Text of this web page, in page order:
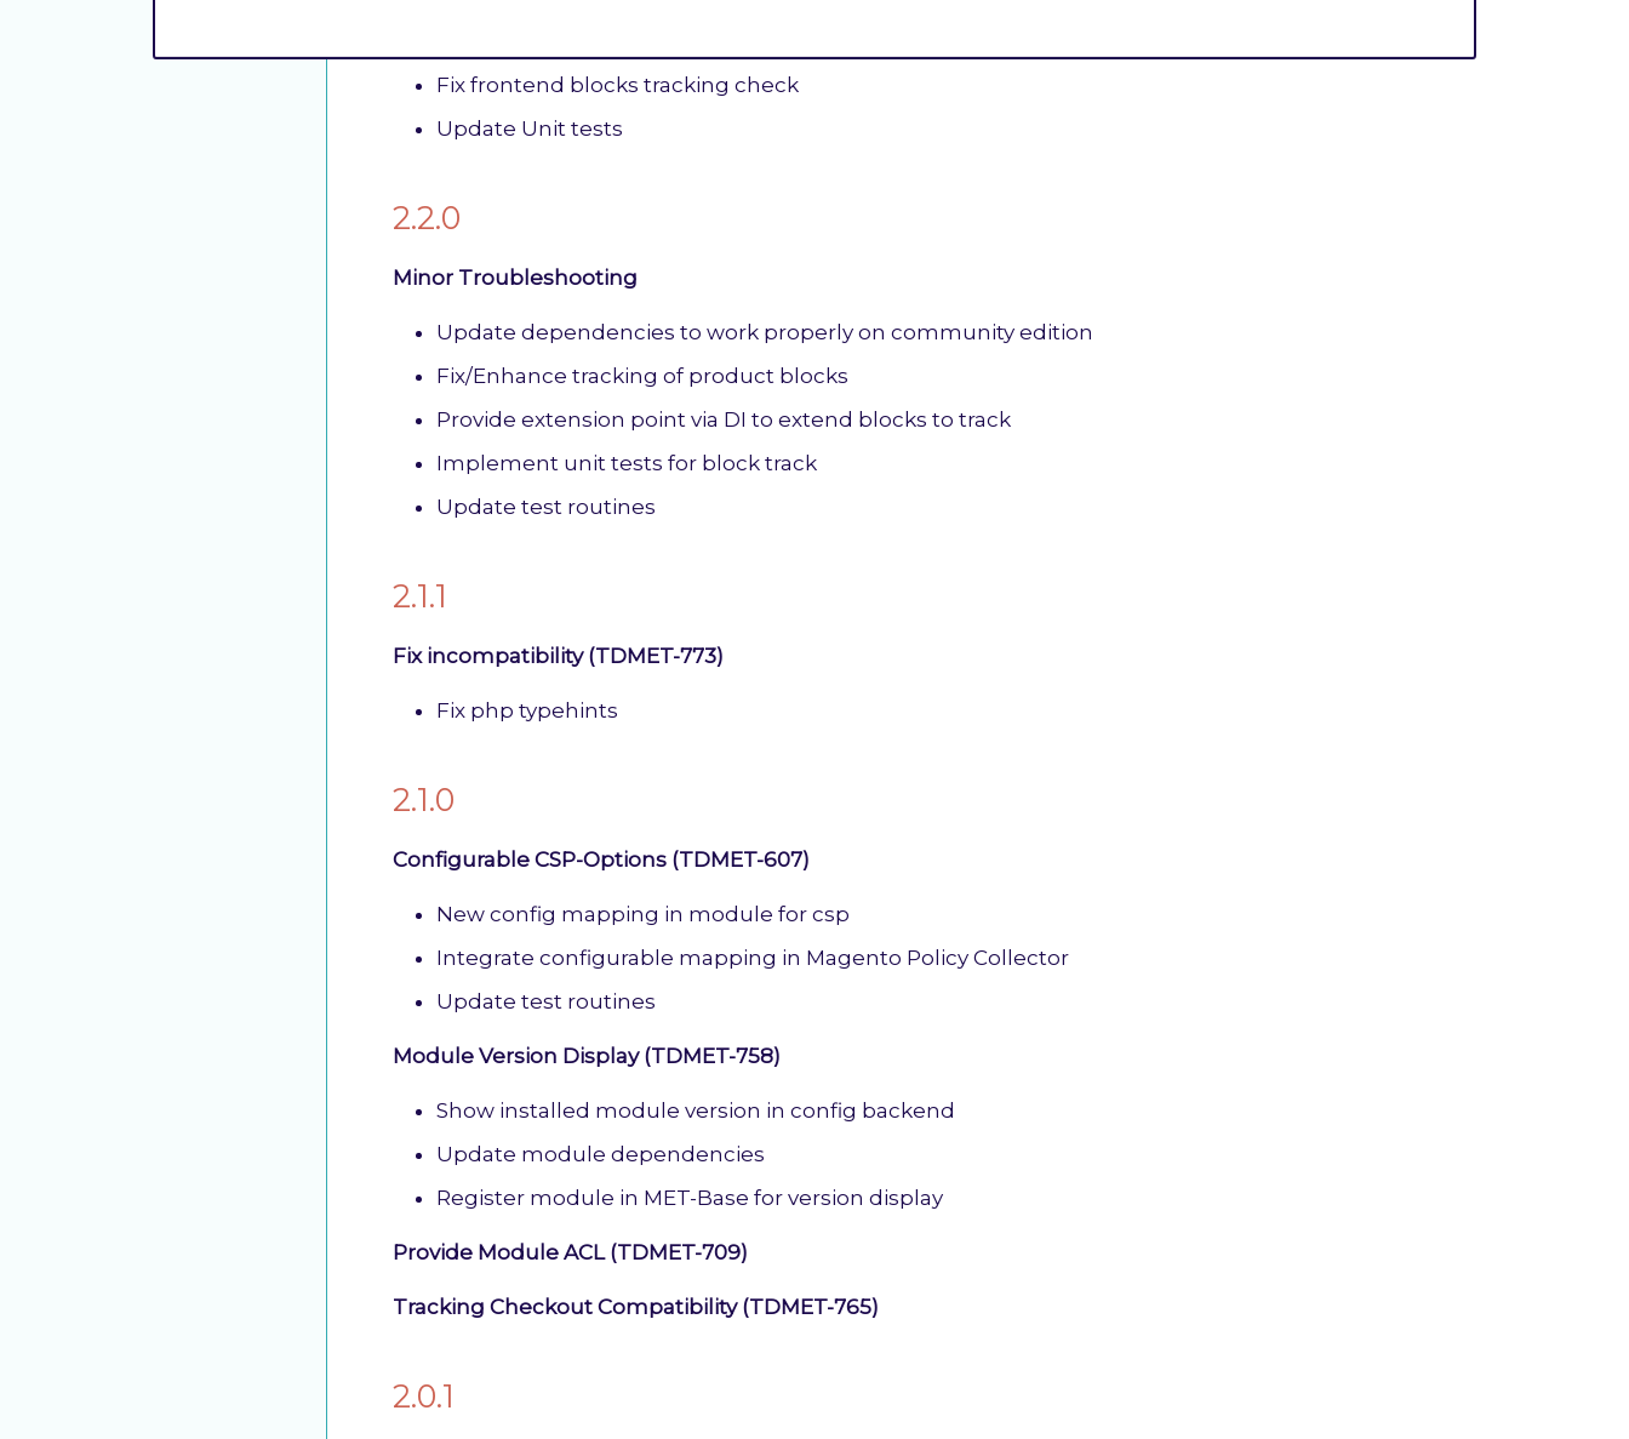
Fix frontend blocks tracking check
Update Unit tests
2.2.0
Minor Troubleshooting
Update dependencies to work properly on community edition
Fix/Enhance tracking of product blocks
Provide extension point via DI to extend blocks to track
Implement unit tests for block track
Update test routines
2.1.1
Fix incompatibility (TDMET-773)
Fix php typehints
2.1.0
Configurable CSP-Options (TDMET-607)
New config mapping in module for csp
Integrate configurable mapping in Magento Policy Collector
Update test routines
Module Version Display (TDMET-758)
Show installed module version in config backend
Update module dependencies
Register module in MET-Base for version display
Provide Module ACL (TDMET-709)
Tracking Checkout Compatibility (TDMET-765)
2.0.1